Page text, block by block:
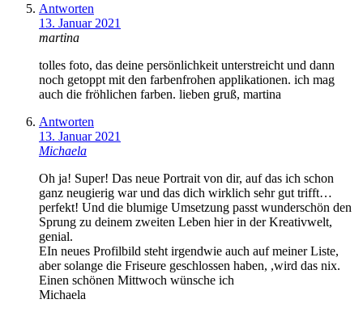
Antworten
13. Januar 2021
martina
tolles foto, das deine persönlichkeit unterstreicht und dann
noch getoppt mit den farbenfrohen applikationen. ich mag
auch die fröhlichen farben. lieben gruß, martina
Antworten
13. Januar 2021
Michaela
Oh ja! Super! Das neue Portrait von dir, auf das ich schon
ganz neugierig war und das dich wirklich sehr gut trifft…
perfekt! Und die blumige Umsetzung passt wunderschön den
Sprung zu deinem zweiten Leben hier in der Kreativwelt,
genial.
EIn neues Profilbild steht irgendwie auch auf meiner Liste,
aber solange die Friseure geschlossen haben, ,wird das nix.
Einen schönen Mittwoch wünsche ich
Michaela